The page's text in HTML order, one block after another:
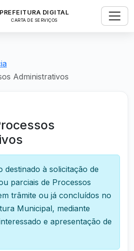
PREFEITURA DIGITAL
CARTA DE SERVIÇOS
Administrativos
destinado à solicitação de
parciais de Processos
trâmite ou já concluídos no
Municipal, mediante
e apresentação de